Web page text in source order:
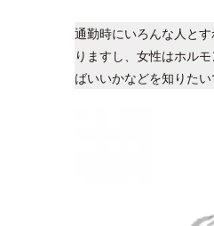
通勤時にいろんな人と
りますし、女性はホル
ばいいかなどを知りたい